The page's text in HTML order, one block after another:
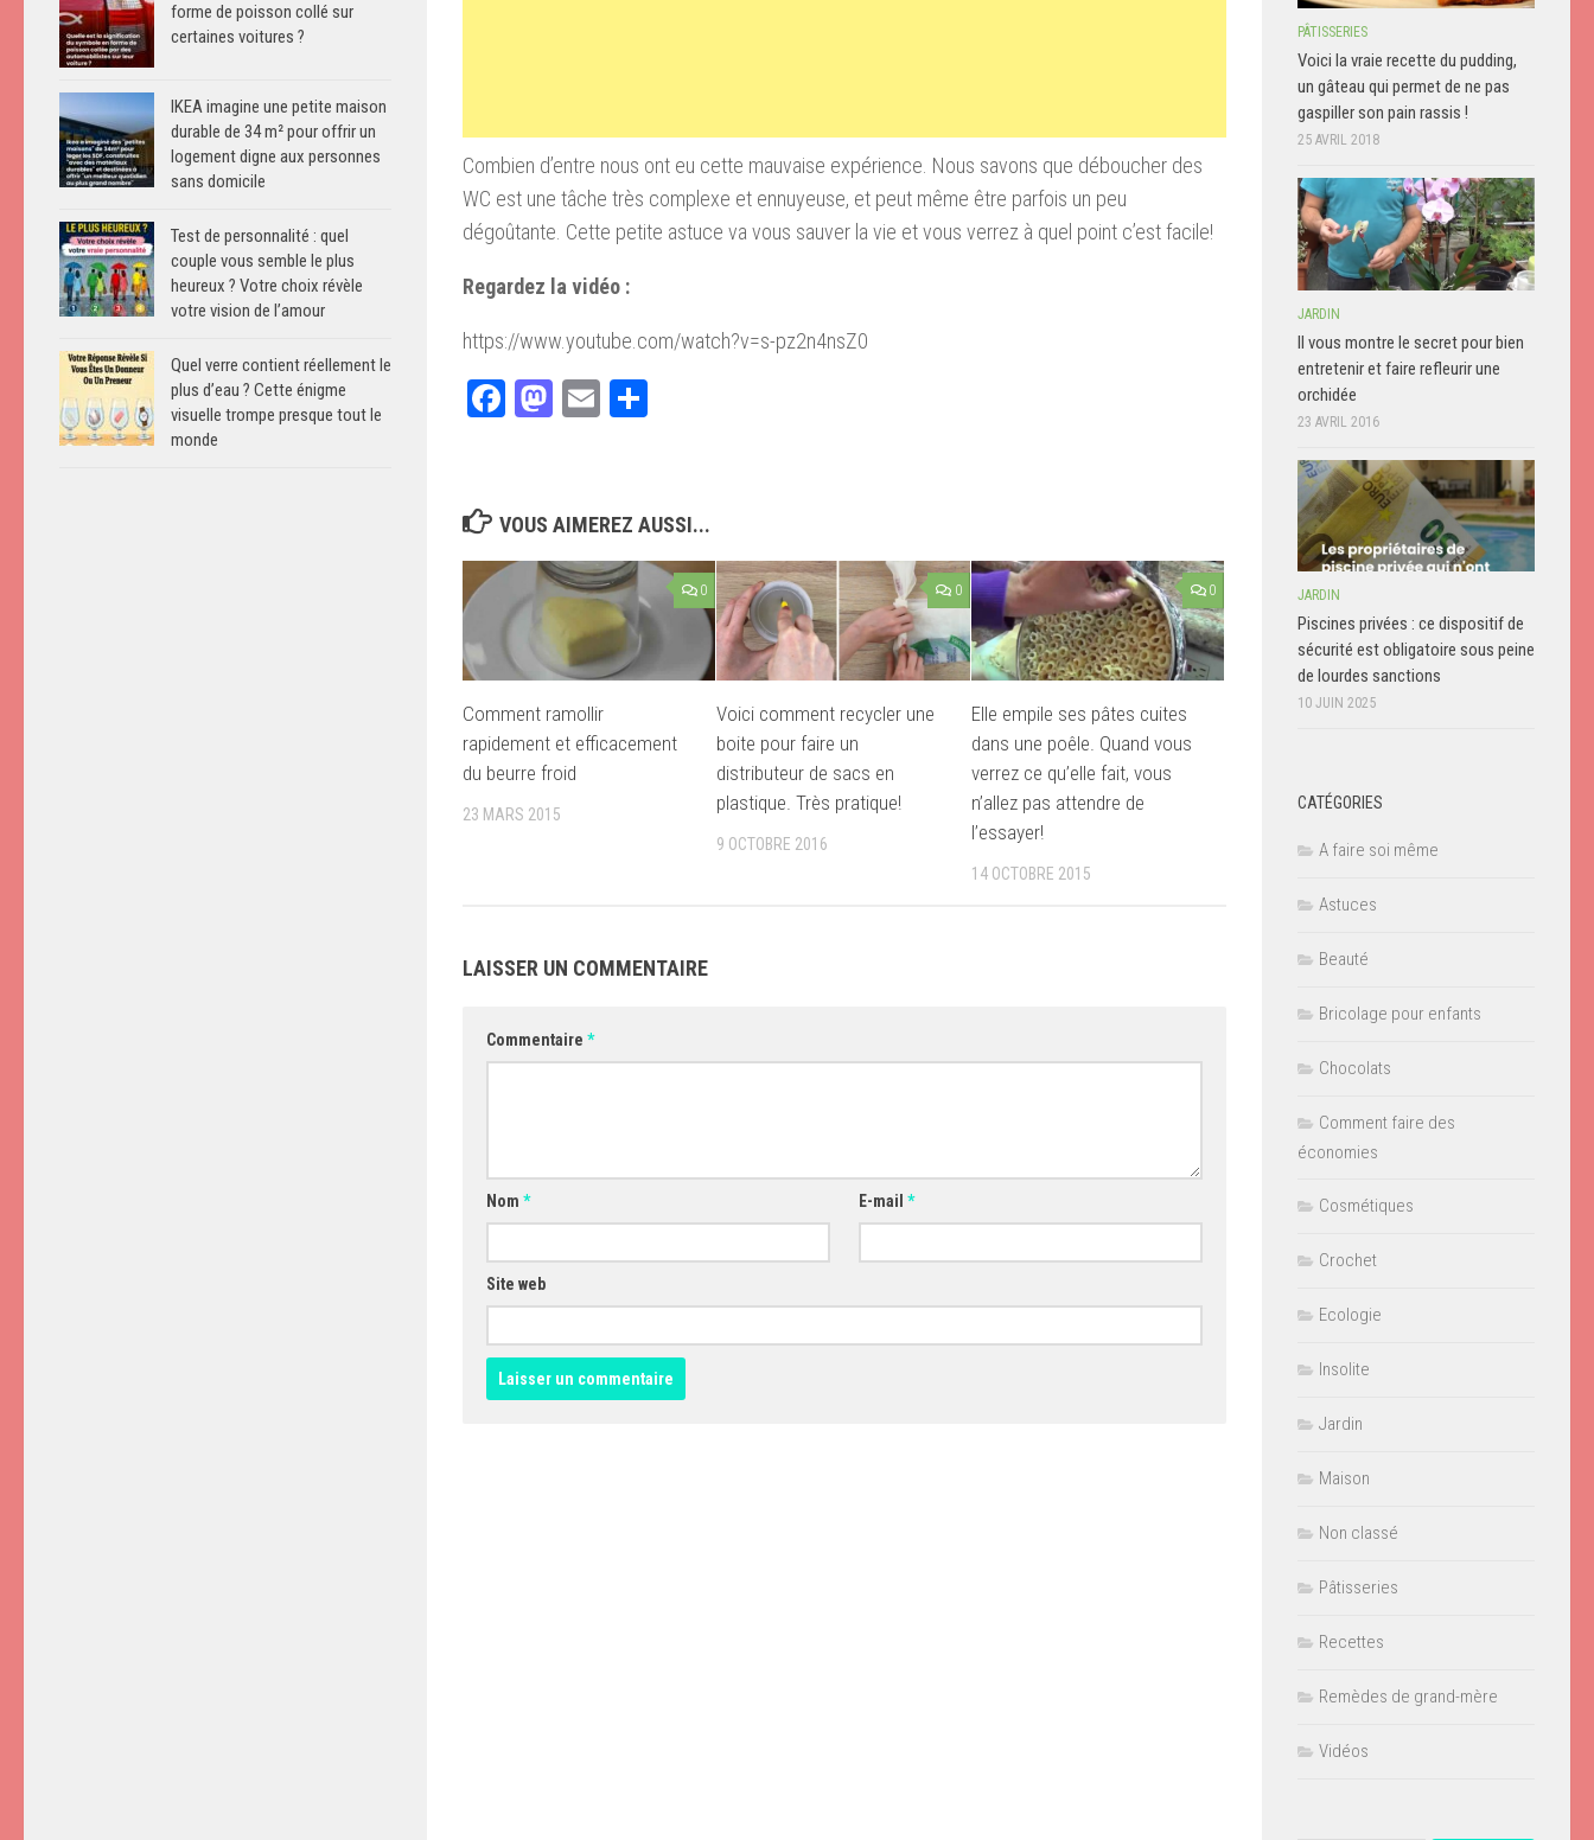
Combien d’entre nous ont eu cette mauvaise expérience. Nous savons que déboucher des
WC est une tâche très complexe et ennuyeuse, et peut même être parfois un peu
dégoûtante. Cette petite astuce va vous sauver la vie et vous verrez à quel point c’est facile!
Regardez la vidéo :
https://www.youtube.com/watch?v=s-pz2n4nsZ0
Facebook
Mastodon
Email
VOUS AIMEREZ AUSSI...
0
Comment ramollir
rapidement et efficacement
du beurre froid
23 MARS 2015
0
Voici comment recycler une
boite pour faire un
distributeur de sacs en
plastique. Très pratique!
9 OCTOBRE 2016
0
Elle empile ses pâtes cuites
dans une poêle. Quand vous
verrez ce qu’elle fait, vous
n’allez pas attendre de
l’essayer!
14 OCTOBRE 2015
LAISSER UN COMMENTAIRE
Commentaire *
Nom * E-mail*
Site web
forme de poisson collé sur
certaines voitures ?
IKEA imagine une petite maison
durable de 34 m² pour offrir un
logement digne aux personnes
sans domicile
Test de personnalité : quel
couple vous semble le plus
heureux ? Votre choix révèle
votre vision de l’amour
Quel verre contient réellement le
plus d’eau ? Cette énigme
visuelle trompe presque tout le
monde
PÂTISSERIES
Voici la vraie recette du pudding,
un gâteau qui permet de ne pas
gaspiller son pain rassis !
25 AVRIL 2018
JARDIN
Il vous montre le secret pour bien
entretenir et faire refleurir une
orchidée
23 AVRIL 2016
JARDIN
Piscines privées : ce dispositif de
sécurité est obligatoire sous peine
de lourdes sanctions
10 JUIN 2025
CATÉGORIES
A faire soi même
Astuces
Beauté
Bricolage pour enfants
Chocolats
Comment faire des
économies
Cosmétiques
Crochet
Ecologie
Insolite
Jardin
Maison
Non classé
Pâtisseries
Recettes
Remèdes de grand-mère
Vidéos